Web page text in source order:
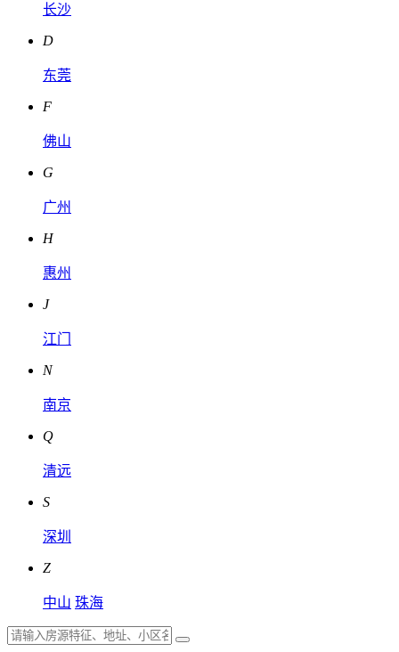
长沙
D
东莞
F
佛山
G
广州
H
惠州
J
江门
N
南京
Q
清远
S
深圳
Z
中山 珠海